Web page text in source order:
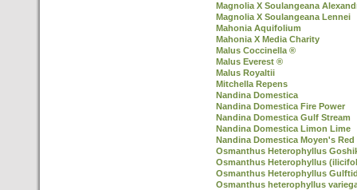
Magnolia X Soulangeana
Magnolia X Soulangeana Lennei
Mahonia Aquifolium
Mahonia X Media Charity
Malus Coccinella ®
Malus Everest ®
Malus Royaltii
Mitchella Repens
Nandina Domestica
Nandina Domestica Fire Power
Nandina Domestica Gulf Stream
Nandina Domestica Limon Lime
Nandina Domestica Moyen's Red
Osmanthus Heterophyllus
Osmanthus Heterophyllus
Osmanthus Heterophyllus
Osmanthus heterophyllus